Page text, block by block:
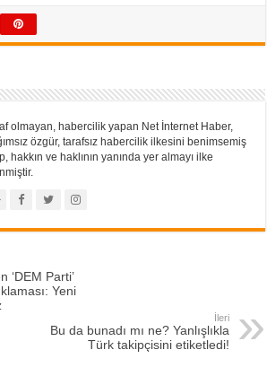
olmayan, habercilik yapan Net İnternet Haber,
özgür, tarafsız habercilik ilkesini benimsemiş
hakkın ve haklının yanında yer almayı ilke
‘DEM Parti’
Yeni
İleri
Bu da bunadı mı ne? Yanlışlıkla
Türk takipçisini etiketledi!